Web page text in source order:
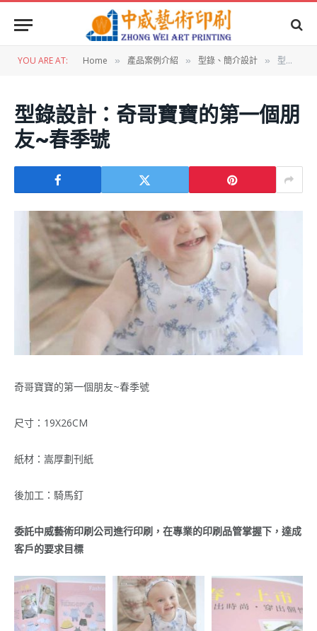
YOU ARE AT: Home » 產品案例介紹 » 型錄、簡介設計 » 型錄設計：奇哥寶寶的第一個朋友~春季號
型錄設計：奇哥寶寶的第一個朋
友~春季號
奇哥寶寶的第一個朋友~春季號
尺寸：19X26CM
紙材：嵩厚劃刊紙
後加工：騎馬釘
委託中威藝術印刷公司進行印刷，在專業的印刷品管掌握下，達成
客戶的要求目標